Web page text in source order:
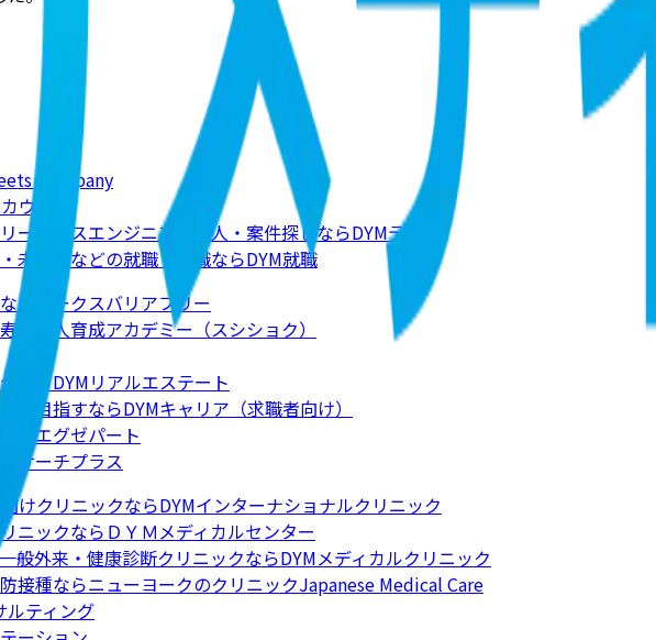
Company
ウト
ーランスエンジニアの求人・案件探しならDYMテック
未経験などの就職・転職ならDYM就職
らワークスバリアフリー
司職人育成アカデミー（スシショク）
ならDYMリアルエステート
を目指すならDYMキャリア（求職者向け）
エグゼパート
サーチプラス
けクリニックならDYMインターナショナルクリニック
ニックならＤＹＭメディカルセンター
般外来・健康診断クリニックならDYMメディカルクリニック
接種ならニューヨークのクリニックJapanese Medical Care
ルティング